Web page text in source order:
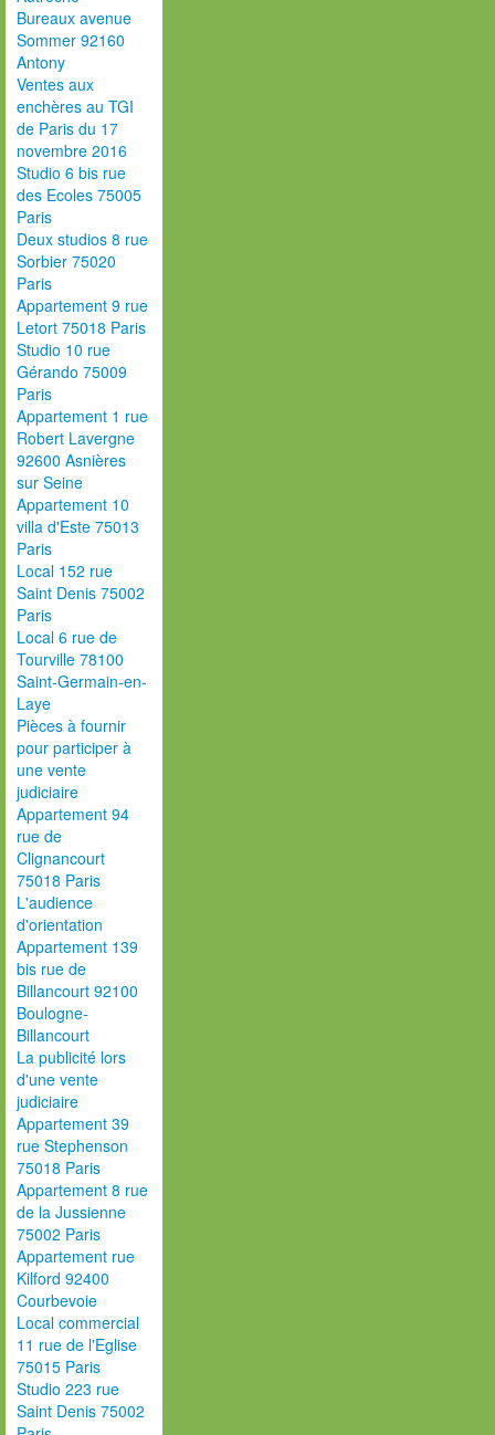
Bureaux avenue
Sommer 92160
Antony
Ventes aux
enchères au TGI
de Paris du 17
novembre 2016
Studio 6 bis rue
des Ecoles 75005
Paris
Deux studios 8 rue
Sorbier 75020
Paris
Appartement 9 rue
Letort 75018 Paris
Studio 10 rue
Gérando 75009
Paris
Appartement 1 rue
Robert Lavergne
92600 Asnières
sur Seine
Appartement 10
villa d'Este 75013
Paris
Local 152 rue
Saint Denis 75002
Paris
Local 6 rue de
Tourville 78100
Saint-Germain-en-
Laye
Pièces à fournir
pour participer à
une vente
judiciaire
Appartement 94
rue de
Clignancourt
75018 Paris
L'audience
d'orientation
Appartement 139
bis rue de
Billancourt 92100
Boulogne-
Billancourt
La publicité lors
d'une vente
judiciaire
Appartement 39
rue Stephenson
75018 Paris
Appartement 8 rue
de la Jussienne
75002 Paris
Appartement rue
Kilford 92400
Courbevoie
Local commercial
11 rue de l'Eglise
75015 Paris
Studio 223 rue
Saint Denis 75002